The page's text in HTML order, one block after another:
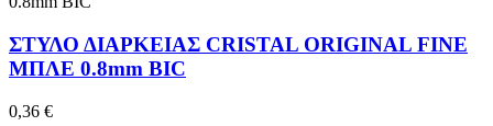
ΣΤΥΛΟ ΔΙΑΡΚΕΙΑΣ CRISTAL ORIGINAL FINE
ΜΠΛΕ 0.8mm BIC
0,36 €